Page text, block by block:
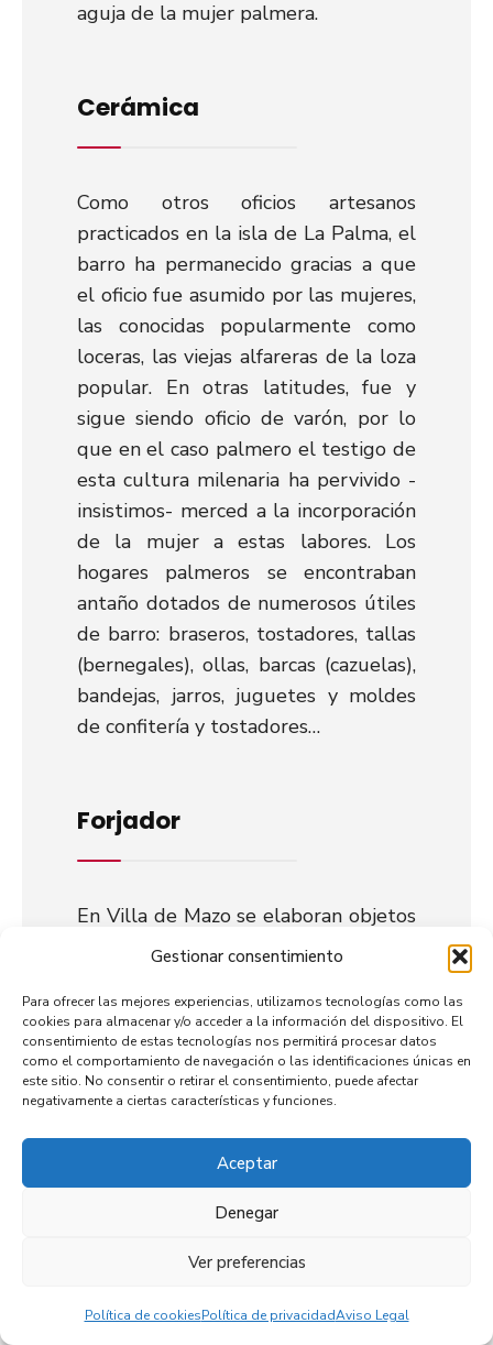
Gestionar consentimiento
Para ofrecer las mejores experiencias, utilizamos tecnologías como las
cookies para almacenar y/o acceder a la información del dispositivo. El
consentimiento de estas tecnologías nos permitirá procesar datos
como el comportamiento de navegación o las identificaciones únicas en
este sitio. No consentir o retirar el consentimiento, puede afectar
negativamente a ciertas características y funciones.
Aceptar
Denegar
Ver preferencias
Política de cookiesPolítica de privacidadAviso Legal
aguja de la mujer palmera.
Cerámica
Como otros oficios artesanos
practicados en la isla de La Palma, el
barro ha permanecido gracias a que
el oficio fue asumido por las mujeres,
las conocidas popularmente como
loceras, las viejas alfareras de la loza
popular. En otras latitudes, fue y
sigue siendo oficio de varón, por lo
que en el caso palmero el testigo de
esta cultura milenaria ha pervivido -
insistimos- merced a la incorporación
de la mujer a estas labores. Los
hogares palmeros se encontraban
antaño dotados de numerosos útiles
de barro: braseros, tostadores, tallas
(bernegales), ollas, barcas (cazuelas),
bandejas, jarros, juguetes y moldes
de confitería y tostadores…
Forjador
En Villa de Mazo se elaboran objetos
de hierro, utilizando para ello
martillar, doblar y modelar; realizan
con el mínimo de esfuerzo y energía,
productos de aspecto refinado que
combinan talento y originalidad
artesana.